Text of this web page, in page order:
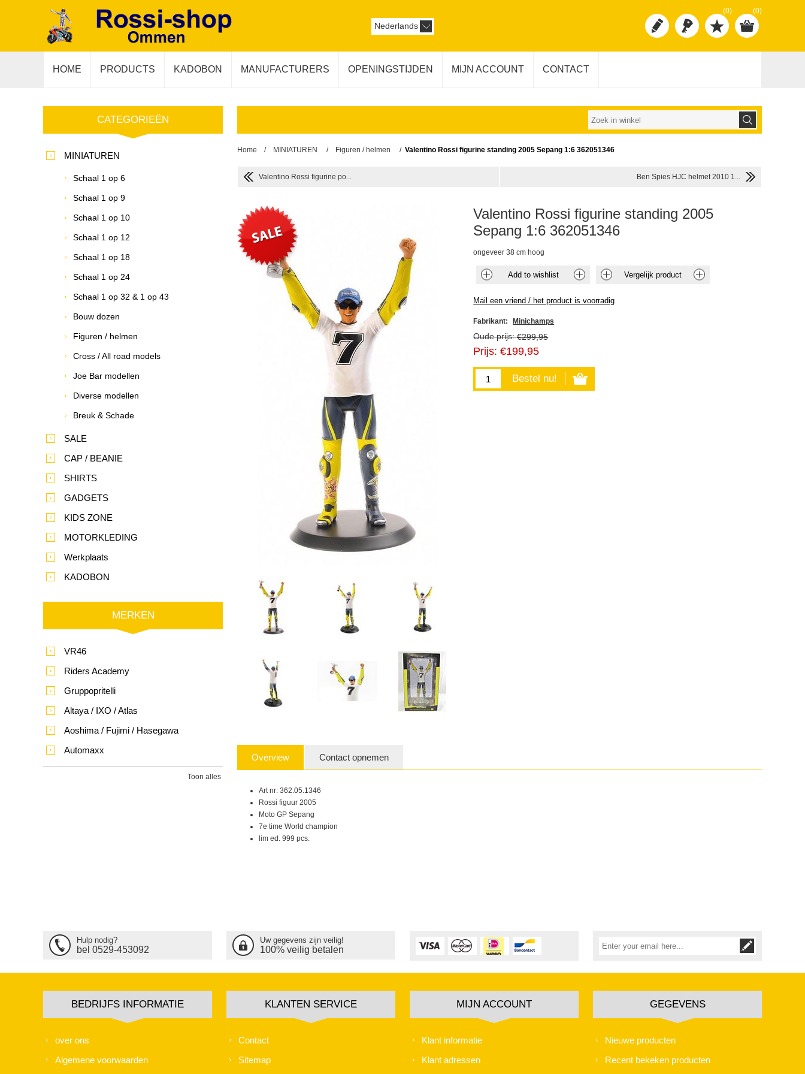
(0) (0)
Nederlands
HOME PRODUCTS KADOBON MANUFACTURERS OPENINGSTIJDEN MIJN ACCOUNT CONTACT
Home / MINIATUREN / Figuren / helmen / Valentino Rossi figurine standing 2005 Sepang 1:6 362051346
Valentino Rossi figurine po... Ben Spies HJC helmet 2010 1...
Valentino Rossi figurine standing 2005
Sepang 1:6 362051346
ongeveer 38 cm hoog
Fabrikant: Minichamps
Oude prijs: €299,95
Prijs: €199,95
Overview Contact opnemen
Art nr: 362.05.1346
Rossi figuur 2005
Moto GP Sepang
7e time World champion
lim ed. 999 pcs.
CATEGORIEËN
MINIATUREN
Schaal 1 op 6
Schaal 1 op 9
Schaal 1 op 10
Schaal 1 op 12
Schaal 1 op 18
Schaal 1 op 24
Schaal 1 op 32 & 1 op 43
Bouw dozen
Figuren / helmen
Cross / All road models
Joe Bar modellen
Diverse modellen
Breuk & Schade
SALE
CAP / BEANIE
SHIRTS
GADGETS
KIDS ZONE
MOTORKLEDING
Werkplaats
KADOBON
MERKEN
VR46
Riders Academy
Gruppopritelli
Altaya / IXO / Atlas
Aoshima / Fujimi / Hasegawa
Automaxx
Toon alles
Hulp nodig?
bel 0529-453092
Uw gegevens zijn veilig!
100% veilig betalen
BEDRIJFS INFORMATIE
over ons
Algemene voorwaarden
KLANTEN SERVICE
Contact
Sitemap
MIJN ACCOUNT
Klant informatie
Klant adressen
GEGEVENS
Nieuwe producten
Recent bekeken producten